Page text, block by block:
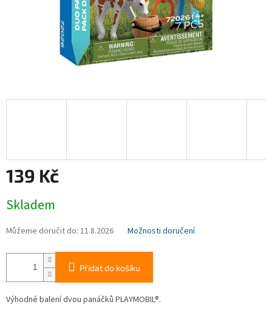
139 Kč
cena:
Skladem
Můžeme doručit do: 11.8.2026 Možnosti doručení
Přidat do košíku
Výhodné balení dvou panáčků PLAYMOBIL®.